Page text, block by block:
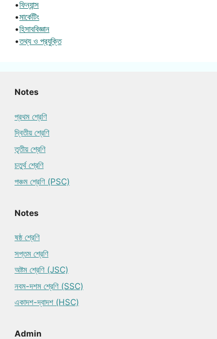
•ফিন্যান্স
•মার্কেটিং
•হিসাববিজ্ঞান
•তথ্য ও প্রযুক্তি
Notes
প্রথম শ্রেণি
দ্বিতীয় শ্রেণি
তৃতীয় শ্রেণি
চতুর্থ শ্রেণি
পঞ্চম শ্রেণি (PSC)
Notes
ষষ্ঠ শ্রেণি
সপ্তম শ্রেণি
অষ্টম শ্রেণি (JSC)
নবম-দশম শ্রেণি (SSC)
একাদশ-দ্বাদশ (HSC)
Admin